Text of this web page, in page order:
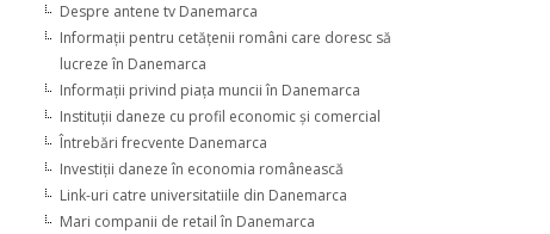
Despre antene tv Danemarca
Informaţii pentru cetăţenii români care doresc să
lucreze în Danemarca
Informaţii privind piaţa muncii în Danemarca
Instituţii daneze cu profil economic şi comercial
Întrebări frecvente Danemarca
Investiţii daneze în economia românească
Link-uri catre universitatiile din Danemarca
Mari companii de retail în Danemarca